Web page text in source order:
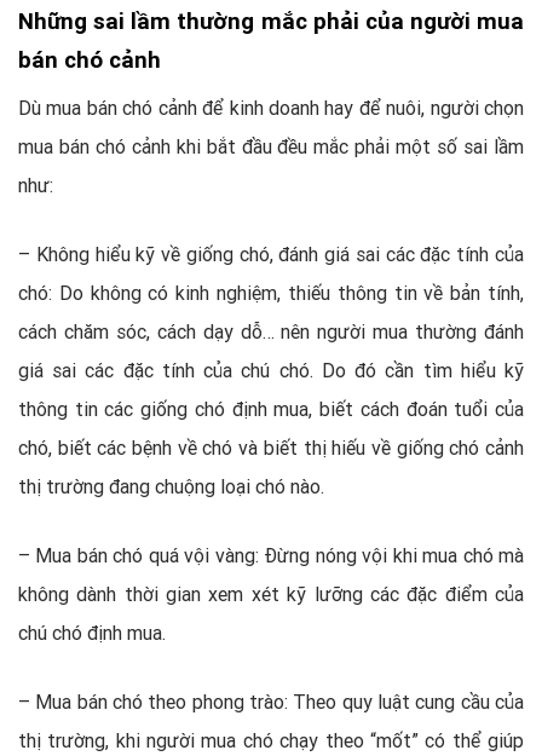
Những sai lầm thường mắc phải của người mua
bán chó cảnh
Dù mua bán chó cảnh để kinh doanh hay để nuôi, người chọn
mua bán chó cảnh khi bắt đầu đều mắc phải một số sai lầm
như:
– Không hiểu kỹ về giống chó, đánh giá sai các đặc tính của
chó: Do không có kinh nghiệm, thiếu thông tin về bản tính,
cách chăm sóc, cách dạy dỗ… nên người mua thường đánh
giá sai các đặc tính của chú chó. Do đó cần tìm hiểu kỹ
thông tin các giống chó định mua, biết cách đoán tuổi của
chó, biết các bệnh về chó và biết thị hiếu về giống chó cảnh
thị trường đang chuộng loại chó nào.
– Mua bán chó quá vội vàng: Đừng nóng vội khi mua chó mà
không dành thời gian xem xét kỹ lưỡng các đặc điểm của
chú chó định mua.
– Mua bán chó theo phong trào: Theo quy luật cung cầu của
thị trường, khi người mua chó chạy theo “mốt” có thể giúp